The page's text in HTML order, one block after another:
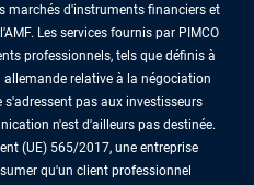
marchés d'instruments financiers et
Les services fournis par PIMCO
professionnels, tels que définis à
allemande relative à la négociation
s'adressent pas aux investisseurs
n'est d'ailleurs pas destinée.
(UE) 565/2017, une entreprise
qu'un client professionnel